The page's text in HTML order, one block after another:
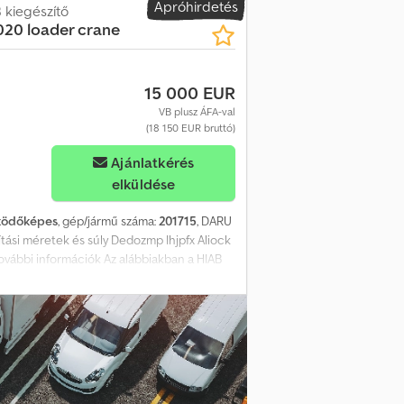
Apróhirdetés
kiegészítő
loader crane
15 000 EUR
VB plusz ÁFA-val
(18 150 EUR bruttó)
Ajánlatkérés
elküldése
, gép/jármű száma:201715, DARU
méretek és súly Dedozmp Ihjpfx Aliock
információk Az alábbiakban a HIAB
daru kar, amelyet a HIAB nehezebb daru
638, 858 és 1058 modellekhez). A „-6”
hatótávolságot biztosít ebben a
a képeken látható tartozékokkal együtt.